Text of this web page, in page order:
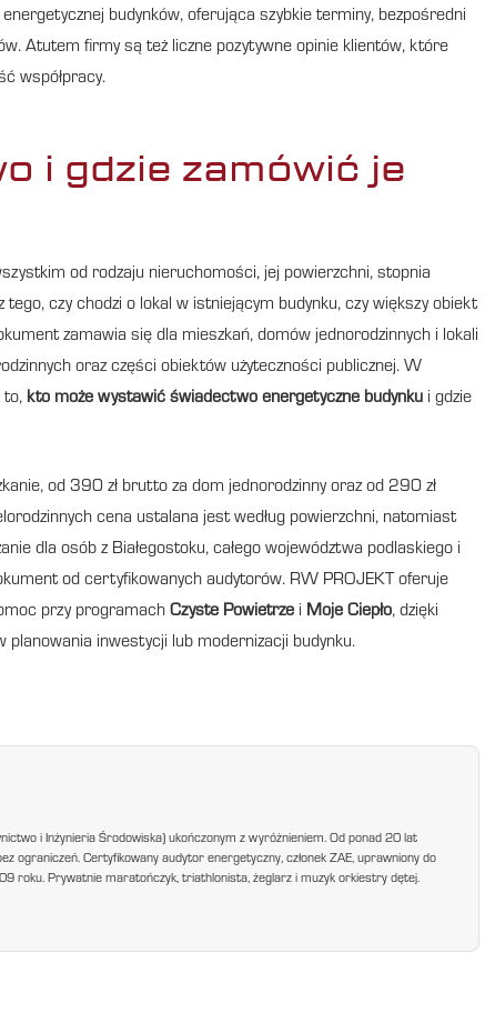
budynków, oferująca szybkie terminy, bezpośredni
Atutem firmy są też liczne pozytywne opinie klientów, które
współpracy.
i gdzie zamówić je
od rodzaju nieruchomości, jej powierzchni, stopnia
czy chodzi o lokal w istniejącym budynku, czy większy obiekt
zamawia się dla mieszkań, domów jednorodzinnych i lokali
oraz części obiektów użyteczności publicznej. W
to, kto może wystawić świadectwo energetyczne budynku i gdzie
od 390 zł brutto za dom jednorodzinny oraz od 290 zł
cena ustalana jest według powierzchni, natomiast
dla osób z Białegostoku, całego województwa podlaskiego i
od certyfikowanych audytorów. RW PROJEKT oferuje
przy programach Czyste Powietrze i Moje Ciepło, dzięki
inwestycji lub modernizacji budynku.
i Inżynieria Środowiska) ukończonym z wyróżnieniem. Od ponad 20 lat
ograniczeń. Certyfikowany audytor energetyczny, członek ZAE, uprawniony do
roku. Prywatnie maratończyk, triathlonista, żeglarz i muzyk orkiestry dętej.